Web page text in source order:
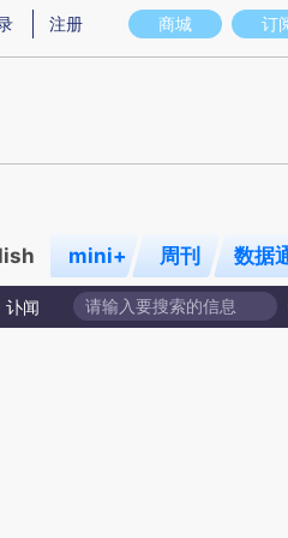
意图存在偏差。不代表财新观点和立场
商城 订
注册
mini+ 周刊 数据
讣闻